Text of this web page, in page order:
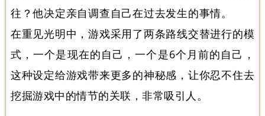
往？他决定亲自调查自己在过去发生的事情。
在重见光明中，游戏采用了两条路线交替进行的模
式，一个是现在的自己，一个是6个月前的自己，
这种设定给游戏带来更多的神秘感，让你忍不住去
挖掘游戏中的情节的关联，非常吸引人。